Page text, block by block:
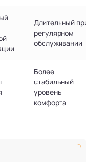
Длительный при
регулярном
обслуживании
Более
стабильный
уровень
комфорта